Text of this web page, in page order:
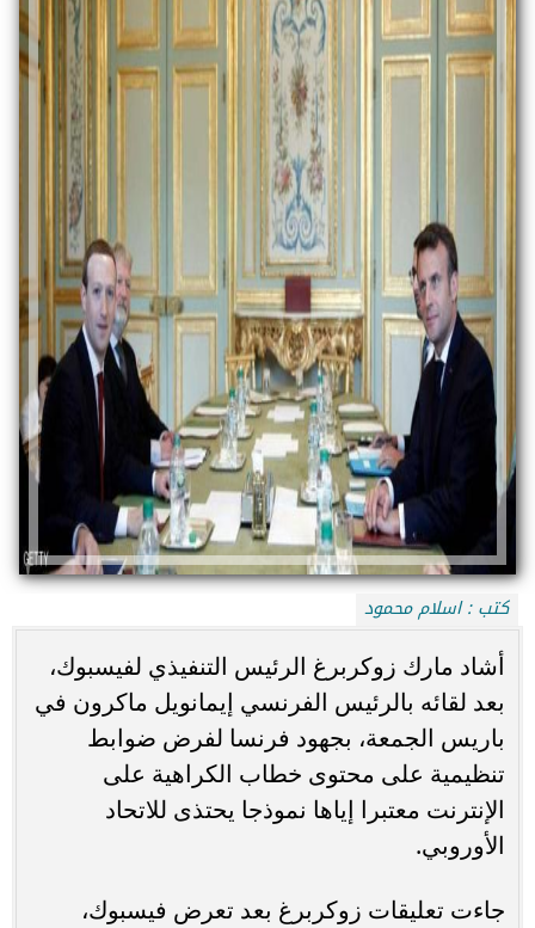
كتب : اسلام محمود
أشاد مارك زوكربرغ الرئيس التنفيذي لفيسبوك،
بعد لقائه بالرئيس الفرنسي إيمانويل ماكرون في
باريس الجمعة، بجهود فرنسا لفرض ضوابط
تنظيمية على محتوى خطاب الكراهية على
الإنترنت معتبرا إياها نموذجا يحتذى للاتحاد
الأوروبي.
جاءت تعليقات زوكربرغ بعد تعرض فيسبوك،